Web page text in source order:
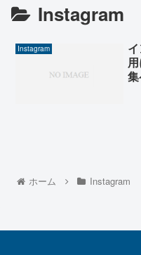
Instagram
Instagram
ホーム Instagram